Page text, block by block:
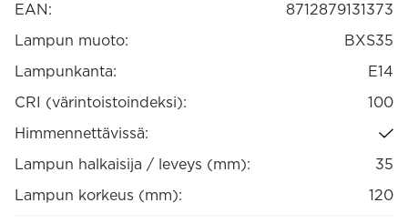
EAN:
8712879131373
Lampun muoto:
BXS35
Lampunkanta:
E14
CRI (värintoistoindeksi):
100
Himmennettävissä:
Lampun halkaisija / leveys (mm):
35
Lampun korkeus (mm):
120